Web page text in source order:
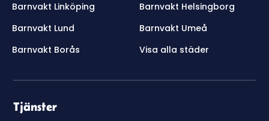
Barnvakt Linköping
Barnvakt Helsingborg
Barnvakt Lund
Barnvakt Umeå
Barnvakt Borås
Visa alla städer
Tjänster